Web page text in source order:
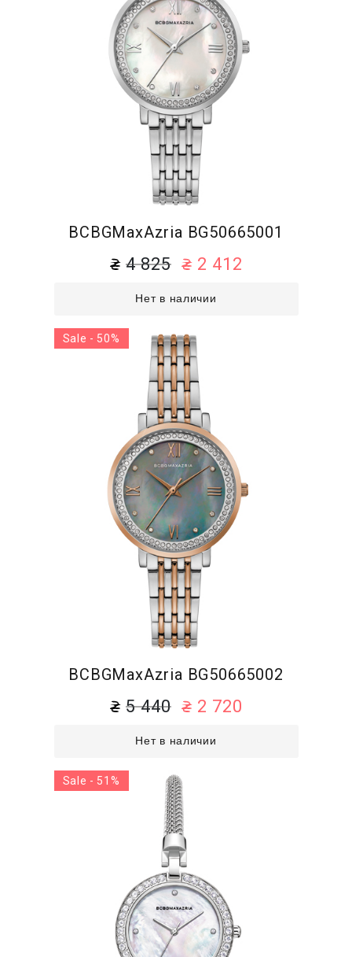
BCBGMaxAzria BG50665001
4 825 2 412
Нет в наличии
BCBGMaxAzria BG50665002
5 440 2 720
Нет в наличии
Sale - 50%
Sale - 51%